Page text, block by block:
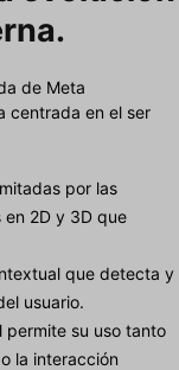
de Meta
centrada en el ser
por las
en 2D y 3D que
que detecta y
usuario.
permite su uso tanto
la interacción